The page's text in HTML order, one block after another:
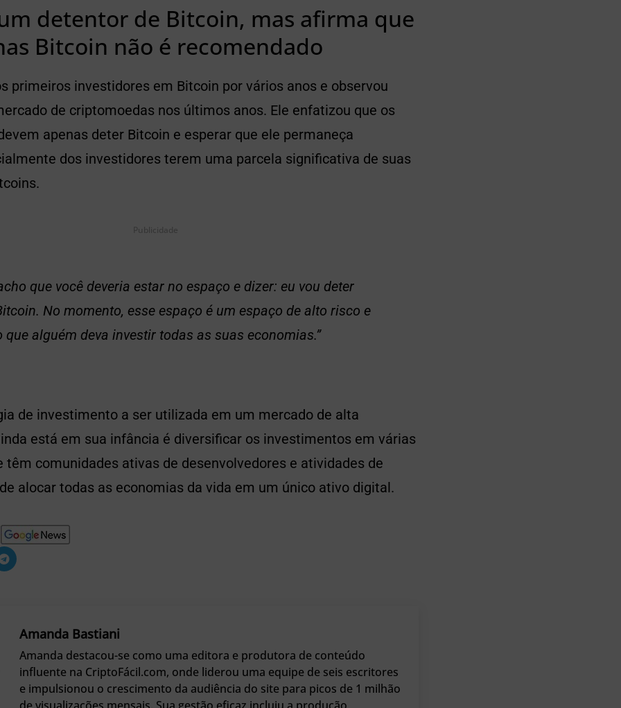
detentor de Bitcoin, mas afirma que
Bitcoin não é recomendado
primeiros investidores em Bitcoin por vários anos e observou
de criptomoedas nos últimos anos. Ele enfatizou que os
apenas deter Bitcoin e esperar que ele permaneça
dos investidores terem uma parcela significativa de suas
Publicidade
que você deveria estar no espaço e dizer: eu vou deter
No momento, esse espaço é um espaço de alto risco e
que alguém deva investir todas as suas economias.”
de investimento a ser utilizada em um mercado de alta
está em sua infância é diversificar os investimentos em várias
têm comunidades ativas de desenvolvedores e atividades de
alocar todas as economias da vida em um único ativo digital.
Amanda Bastiani
Amanda destacou-se como uma editora e produtora de conteúdo
influente na CriptoFácil.com, onde liderou uma equipe de seis escritores
e impulsionou o crescimento da audiência do site para picos de 1 milhão
de visualizações mensais. Sua gestão eficaz incluiu a produção,